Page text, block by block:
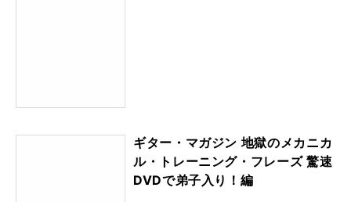
ギター・マガジン 地獄のメカニカ
ル・トレーニング・フレーズ 驚速
DVDで弟子入り！編